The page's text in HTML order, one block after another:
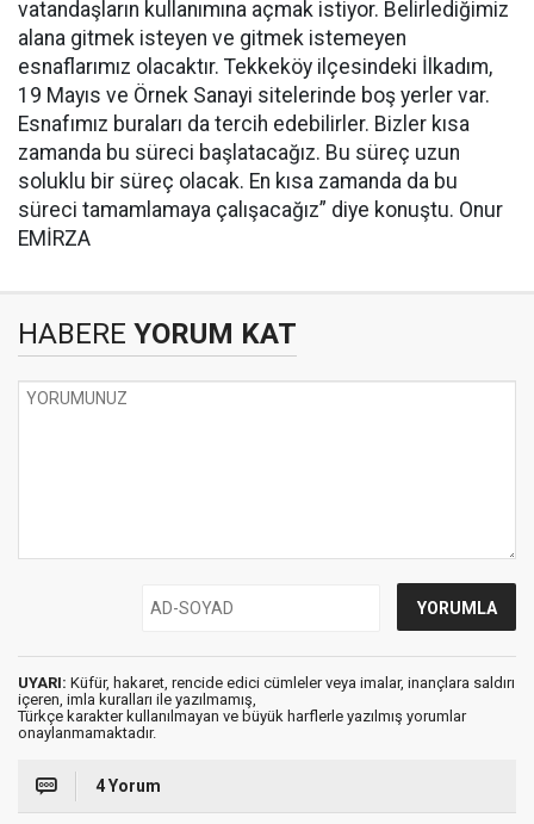
vatandaşların kullanımına açmak istiyor. Belirlediğimiz
alana gitmek isteyen ve gitmek istemeyen
esnaflarımız olacaktır. Tekkeköy ilçesindeki İlkadım,
19 Mayıs ve Örnek Sanayi sitelerinde boş yerler var.
Esnafımız buraları da tercih edebilirler. Bizler kısa
zamanda bu süreci başlatacağız. Bu süreç uzun
soluklu bir süreç olacak. En kısa zamanda da bu
süreci tamamlamaya çalışacağız” diye konuştu. Onur
EMİRZA
HABERE YORUM KAT
UYARI: Küfür, hakaret, rencide edici cümleler veya imalar, inançlara saldırı
içeren, imla kuralları ile yazılmamış,
Türkçe karakter kullanılmayan ve büyük harflerle yazılmış yorumlar
onaylanmamaktadır.
4 Yorum